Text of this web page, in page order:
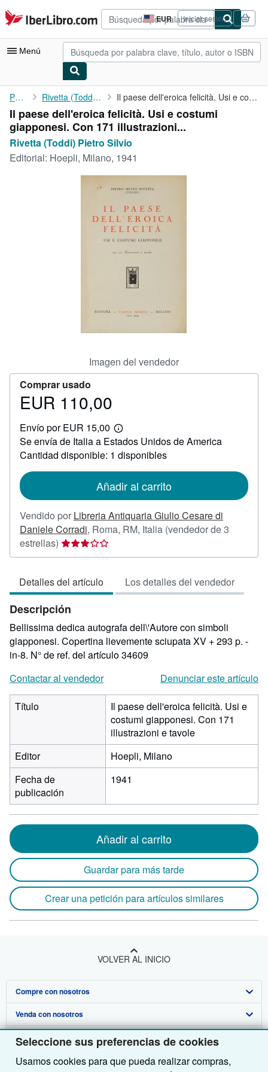
Seleccione sus preferencias de cookies
Usamos cookies para que pueda realizar compras,
Pasar al contenido principal
IberLibro.com EUR
Preferencias
de
compra
del
Iniciar sesión
Menú
Mi cuenta
Consultar mis pedidos
Búsqueda avanzada
Colecciones
CERRAR
Portada Rivetta (Toddi) Pietro Silvio Il paese dell'eroica felicità. Usi e costumi giapponesi. Con 171...
Il paese dell'eroica felicità. Usi e costumi
giapponesi. Con 171 illustrazioni...
Rivetta (Toddi) Pietro Silvio
Editorial: Hoepli, Milano, 1941
Imagen del vendedor
Comprar usado
Precio
110,00
EUR 110,00
Envío por EUR 15,00
Más
información
sobre
las
envío
Se envía de Italia a Estados Unidos de America
Cantidad disponible: 1 disponibles
Añadir al carrito
Vendido por Libreria Antiquaria Giulio Cesare di
Daniele Corradi, Roma, RM, Italia (vendedor de 3
estrellas) Calificación
del
3
de
5
estrellas
Detalles del artículo Los detalles del vendedor
Descripción
Bellissima dedica autografa dell\'Autore con simboli
giapponesi. Copertina lievemente sciupata XV + 293 p. -
in-8. N° de ref. del artículo 34609
Contactar al vendedor
Denunciar este artículo
Título
Il paese dell'eroica felicità. Usi e
costumi giapponesi. Con 171
illustrazioni e tavole
Editor
Hoepli, Milano
Fecha de
publicación
1941
Añadir al carrito
Guardar para más tarde
Crear una petición para artículos similares
VOLVER AL INICIO
Compre con nosotros
Búsqueda avanzada
Colecciones
Mi cuenta
Venda con nosotros
Comenzar a vender
Únase a nuestro programa de afiliados
Sobre nosotros
Sobre IberLibro
Obtener Ayuda